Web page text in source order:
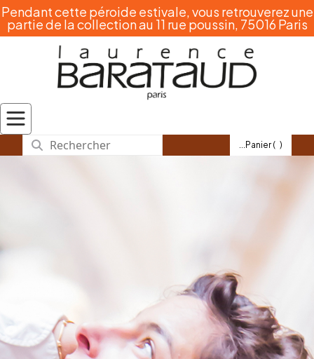
Pendant cette péroide estivale, vous retrouverez une
partie de la collection au 11 rue poussin, 75016 Paris
...Panier ( )